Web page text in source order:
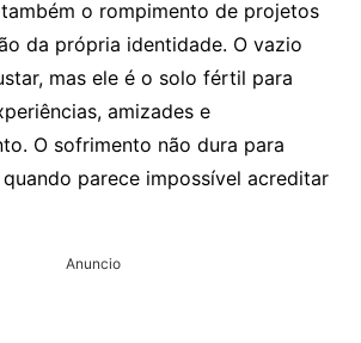
o rompimento de projetos
da própria identidade. O vazio
mas ele é o solo fértil para
amizades e
O sofrimento não dura para
parece impossível acreditar
Anuncio